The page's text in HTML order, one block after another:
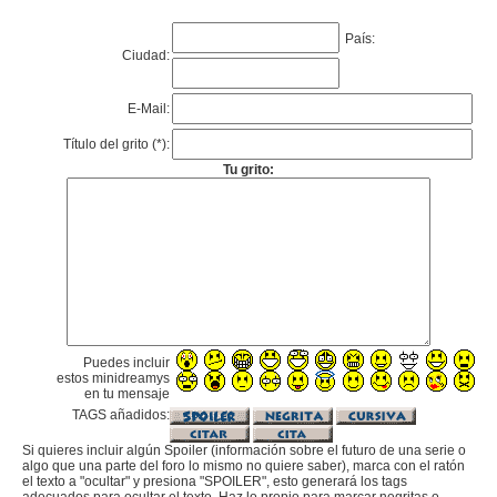
Ciudad:
País:
E-Mail:
Título del grito (*):
Tu grito:
Puedes incluir
estos minidreamys
en tu mensaje
TAGS añadidos:
Si quieres incluir algún Spoiler (información sobre el futuro de una serie o
algo que una parte del foro lo mismo no quiere saber), marca con el ratón
el texto a "ocultar" y presiona "SPOILER", esto generará los tags